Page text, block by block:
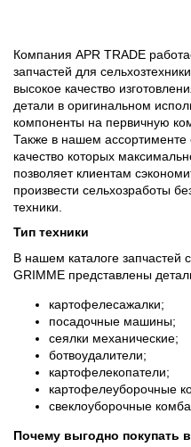
Компания APR TRADE
запчастей для сельхозтехники
высокое качество
детали в оригинальном
компоненты на первичную
Также в нашем ассортименте
качество которых
позволяет клиентам
произвести сельхозработы
техники.
Тип техники
В нашем каталоге запчастей
GRIMME представлены
картофелесажалки;
посадочные машины;
сеялки механические;
ботвоудалители;
картофелекопатели;
картофелеуборочные
свеклоуборочные
Почему выгодно покупать